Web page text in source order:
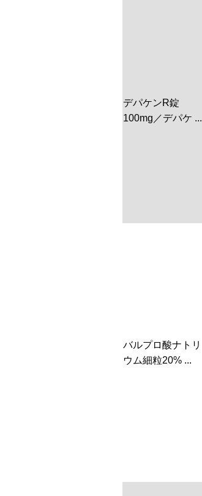
デパケンR錠
100mg／デパケ ...
バルプロ酸ナトリ
ウム細粒20% ...